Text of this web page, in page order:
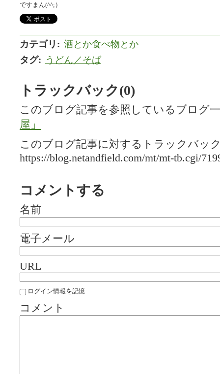
ですまん(^^;）
カテゴリ : 酒とか食べ物とか
タグ: うどん／そば
トラックバック(0)
このブログ記事を参照しているブログ
屋」
このブログ記事に対するトラックバッ
https://blog.netandfield.com/mt/mt-tb.cgi/
コメントする
名前
電子メール
URL
ログイン情報を記憶
コメント